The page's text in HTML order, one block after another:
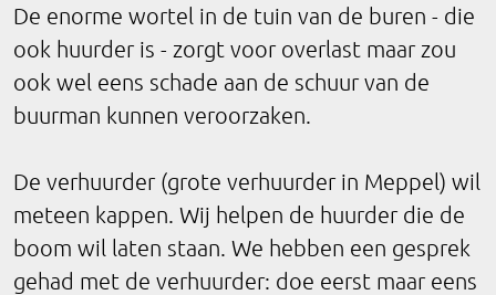
De enorme wortel in de tuin van de buren - die
ook huurder is - zorgt voor overlast maar zou
ook wel eens schade aan de schuur van de
buurman kunnen veroorzaken.
De verhuurder (grote verhuurder in Meppel) wil
meteen kappen. Wij helpen de huurder die de
boom wil laten staan. We hebben een gesprek
gehad met de verhuurder: doe eerst maar eens